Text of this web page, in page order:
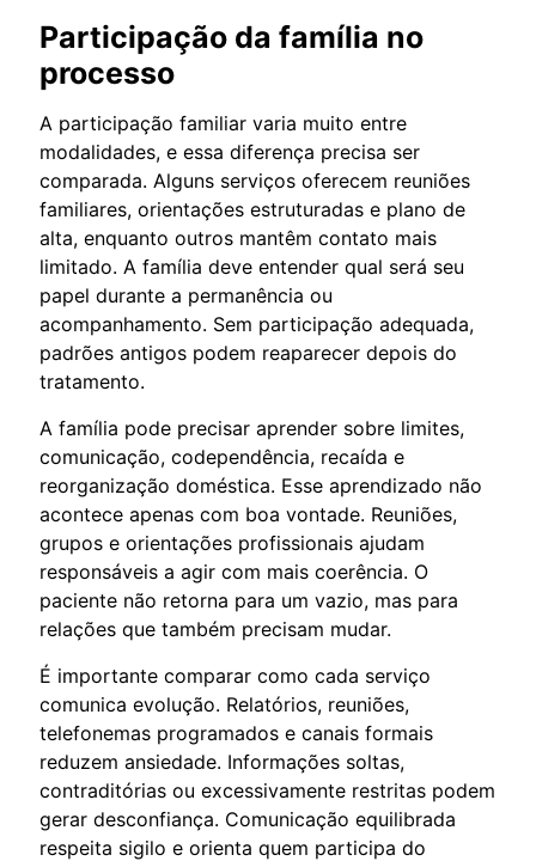
Participação da família no
processo
A participação familiar varia muito entre
modalidades, e essa diferença precisa ser
comparada. Alguns serviços oferecem reuniões
familiares, orientações estruturadas e plano de
alta, enquanto outros mantêm contato mais
limitado. A família deve entender qual será seu
papel durante a permanência ou
acompanhamento. Sem participação adequada,
padrões antigos podem reaparecer depois do
tratamento.
A família pode precisar aprender sobre limites,
comunicação, codependência, recaída e
reorganização doméstica. Esse aprendizado não
acontece apenas com boa vontade. Reuniões,
grupos e orientações profissionais ajudam
responsáveis a agir com mais coerência. O
paciente não retorna para um vazio, mas para
relações que também precisam mudar.
É importante comparar como cada serviço
comunica evolução. Relatórios, reuniões,
telefonemas programados e canais formais
reduzem ansiedade. Informações soltas,
contraditórias ou excessivamente restritas podem
gerar desconfiança. Comunicação equilibrada
respeita sigilo e orienta quem participa do